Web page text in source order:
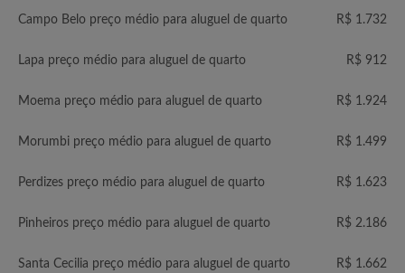
Campo Belo preço médio para aluguel de quarto R$ 1.732
Lapa preço médio para aluguel de quarto R$ 912
Moema preço médio para aluguel de quarto R$ 1.924
Morumbi preço médio para aluguel de quarto R$ 1.499
Perdizes preço médio para aluguel de quarto R$ 1.623
Pinheiros preço médio para aluguel de quarto R$ 2.186
Santa Cecilia preço médio para aluguel de quarto R$ 1.662